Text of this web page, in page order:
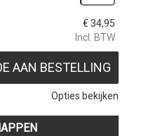
€ 34,95
Incl. BTW
AAN BESTELLING
Opties bekijken